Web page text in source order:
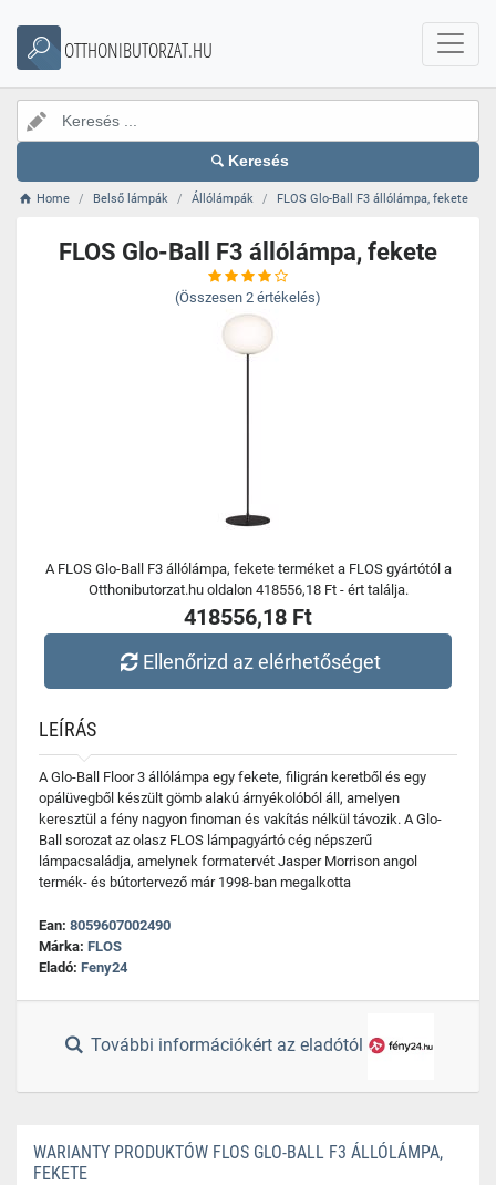
OTTHONIBUTORZAT.HU
Keresés
Home Belső lámpák Állólámpák FLOS Glo-Ball F3 állólámpa, fekete
FLOS Glo-Ball F3 állólámpa, fekete
(Összesen 2 értékelés)
A FLOS Glo-Ball F3 állólámpa, fekete terméket a FLOS gyártótól a
Otthonibutorzat.hu oldalon 418556,18 Ft - ért találja.
418556,18 Ft
Ellenőrizd az elérhetőséget
LEÍRÁS
A Glo-Ball Floor 3 állólámpa egy fekete, filigrán keretből és egy
opálüvegből készült gömb alakú árnyékolóból áll, amelyen
keresztül a fény nagyon finoman és vakítás nélkül távozik. A Glo-
Ball sorozat az olasz FLOS lámpagyártó cég népszerű
lámpacsaládja, amelynek formatervét Jasper Morrison angol
termék- és bútortervező már 1998-ban megalkotta
Ean: 8059607002490
Márka: FLOS
Eladó: Feny24
További információkért az eladótól
WARIANTY PRODUKTÓW FLOS GLO-BALL F3 ÁLLÓLÁMPA,
FEKETE